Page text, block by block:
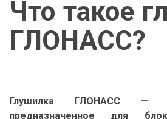
Что такое
ГЛОНАСС?
Глушилка ГЛОНАСС —
предназначенное для